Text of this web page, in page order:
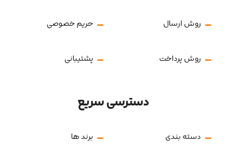
روش ارسال حریم خصوصی
روش پرداخت پشتیبانی
دسترسی سریع
دسته بندی برند ها